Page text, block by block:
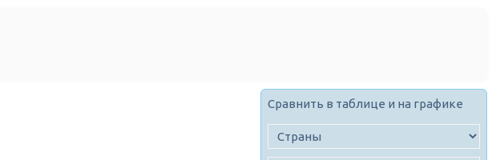
Сравнить в таблице и на графике